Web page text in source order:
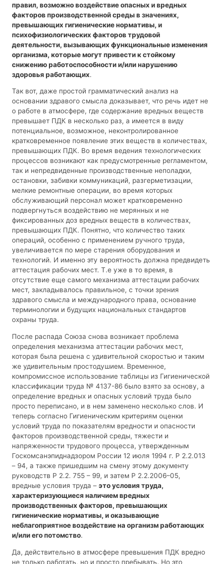
правил, возможно воздействие опасных и вредных
факторов производственной среды в значениях,
превышающих гигиенические нормативы, и
психофизиологических факторов трудовой
деятельности, вызывающих функциональные изменения
организма, которые могут привести к стойкому
снижению работоспособности и/или нарушению
здоровья работающих.
Так вот, даже простой грамматический анализ на
основании здравого смысла доказывает, что речь идет не
о работе в атмосфере, где содержание вредных веществ
превышает ПДК в несколько раз, а имеется в виду
потенциальное, возможное, неконтролированное
кратковременное появление этих веществ в количествах,
превышающих ПДК. Во время ведения технологических
процессов возникают как предусмотренные регламентом,
так и непредвиденные производственные неполадки,
остановки, забивки коммуникаций, разгерметизации,
мелкие ремонтные операции, во время которых
обслуживающий персонал может кратковременно
подвергнуться воздействию не мерянных и не
фиксированных доз вредных веществ в количествах,
превышающих ПДК. Понятно, что количество таких
операций, особенно с применением ручного труда,
увеличивается по мере старения оборудования и
технологий. И именно эту вероятность должна предвидеть
аттестация рабочих мест. Т.е уже в то время, в
отсутствие еще самого механизма аттестации рабочих
мест, закладывалось правильное, с точки зрения
здравого смысла и международного права, основание
терминологии и будущих национальных стандартов
охраны труда.
После распада Союза снова возникает проблема
определения механизма аттестации рабочих мест,
которая была решена с удивительной скоростью и таким
же удивительным простодушием. Временное,
компромиссное использование таблицы из Гигиенической
классификации труда № 4137-86 было взято за основу, а
определение вредных и опасных условий труда было
просто переписано, и в нем заменено несколько слов. И
теперь согласно Гигиеническим критериям оценки
условий труда по показателям вредности и опасности
факторов производственной среды, тяжести и
напряженности трудового процесса, утвержденным
Госкомсанэпиднадзором России 12 июля 1994 г. Р 2.2.013
– 94, а также пришедшим на смену этому документу
руководств Р 2.2. 755 – 99, и затем Р 2.2.2006–05,
вредные условия труда – это условия труда,
характеризующиеся наличием вредных
производственных факторов, превышающих
гигиенические нормативы, и оказывающие
неблагоприятное воздействие на организм работающих
и/или его потомство.
Да, действительно в атмосфере превышения ПДК вредно
не только работать, но и просто пребывать. Но это